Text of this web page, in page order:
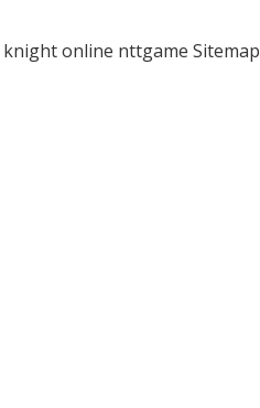
knight online nttgame Sitemap